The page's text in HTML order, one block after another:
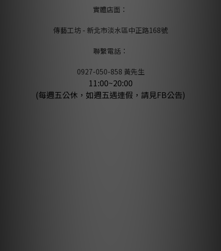
實體店面：
傳藝工坊 - 新北市淡水區中正路168號
聯繫電話：
0927-050-858 黃先生
11:00~20:00
(每週五公休，如週五遇連假，請見FB公告)